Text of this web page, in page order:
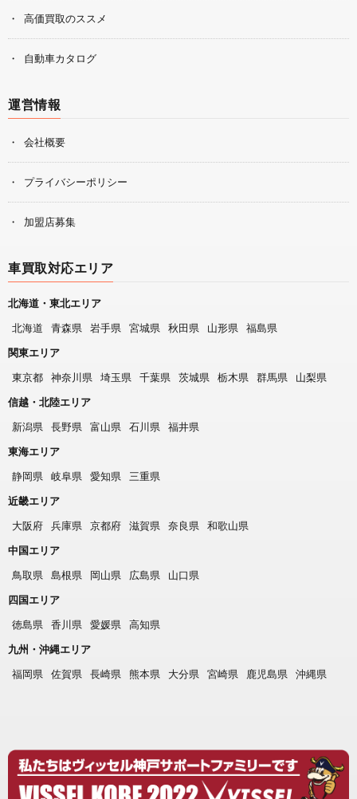
高価買取のススメ
自動車カタログ
運営情報
会社概要
プライバシーポリシー
加盟店募集
車買取対応エリア
北海道・東北エリア
北海道
青森県 岩手県 宮城県 秋田県 山形県
福島県
関東エリア
東京都
神奈川県 埼玉県 千葉県 茨城県 栃木県 群馬県
山梨県
信越・北陸エリア
新潟県
長野県 富山県 石川県
福井県
東海エリア
静岡県
岐阜県 愛知県
三重県
近畿エリア
大阪府
兵庫県 京都府 滋賀県 奈良県
和歌山県
中国エリア
鳥取県
島根県 岡山県 広島県
山口県
四国エリア
徳島県
香川県 愛媛県
高知県
九州・沖縄エリア
福岡県
佐賀県 長崎県 熊本県 大分県 宮崎県 鹿児島県 沖縄県